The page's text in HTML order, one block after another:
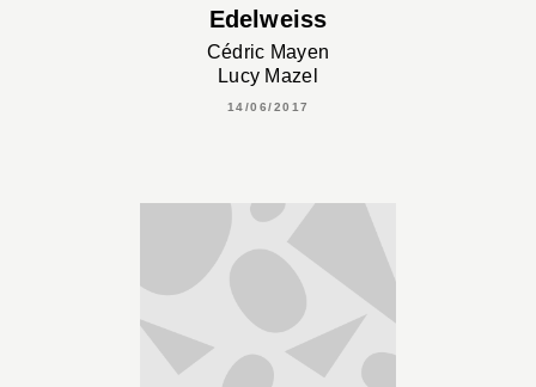
Edelweiss
Cédric Mayen
Lucy Mazel
14/06/2017